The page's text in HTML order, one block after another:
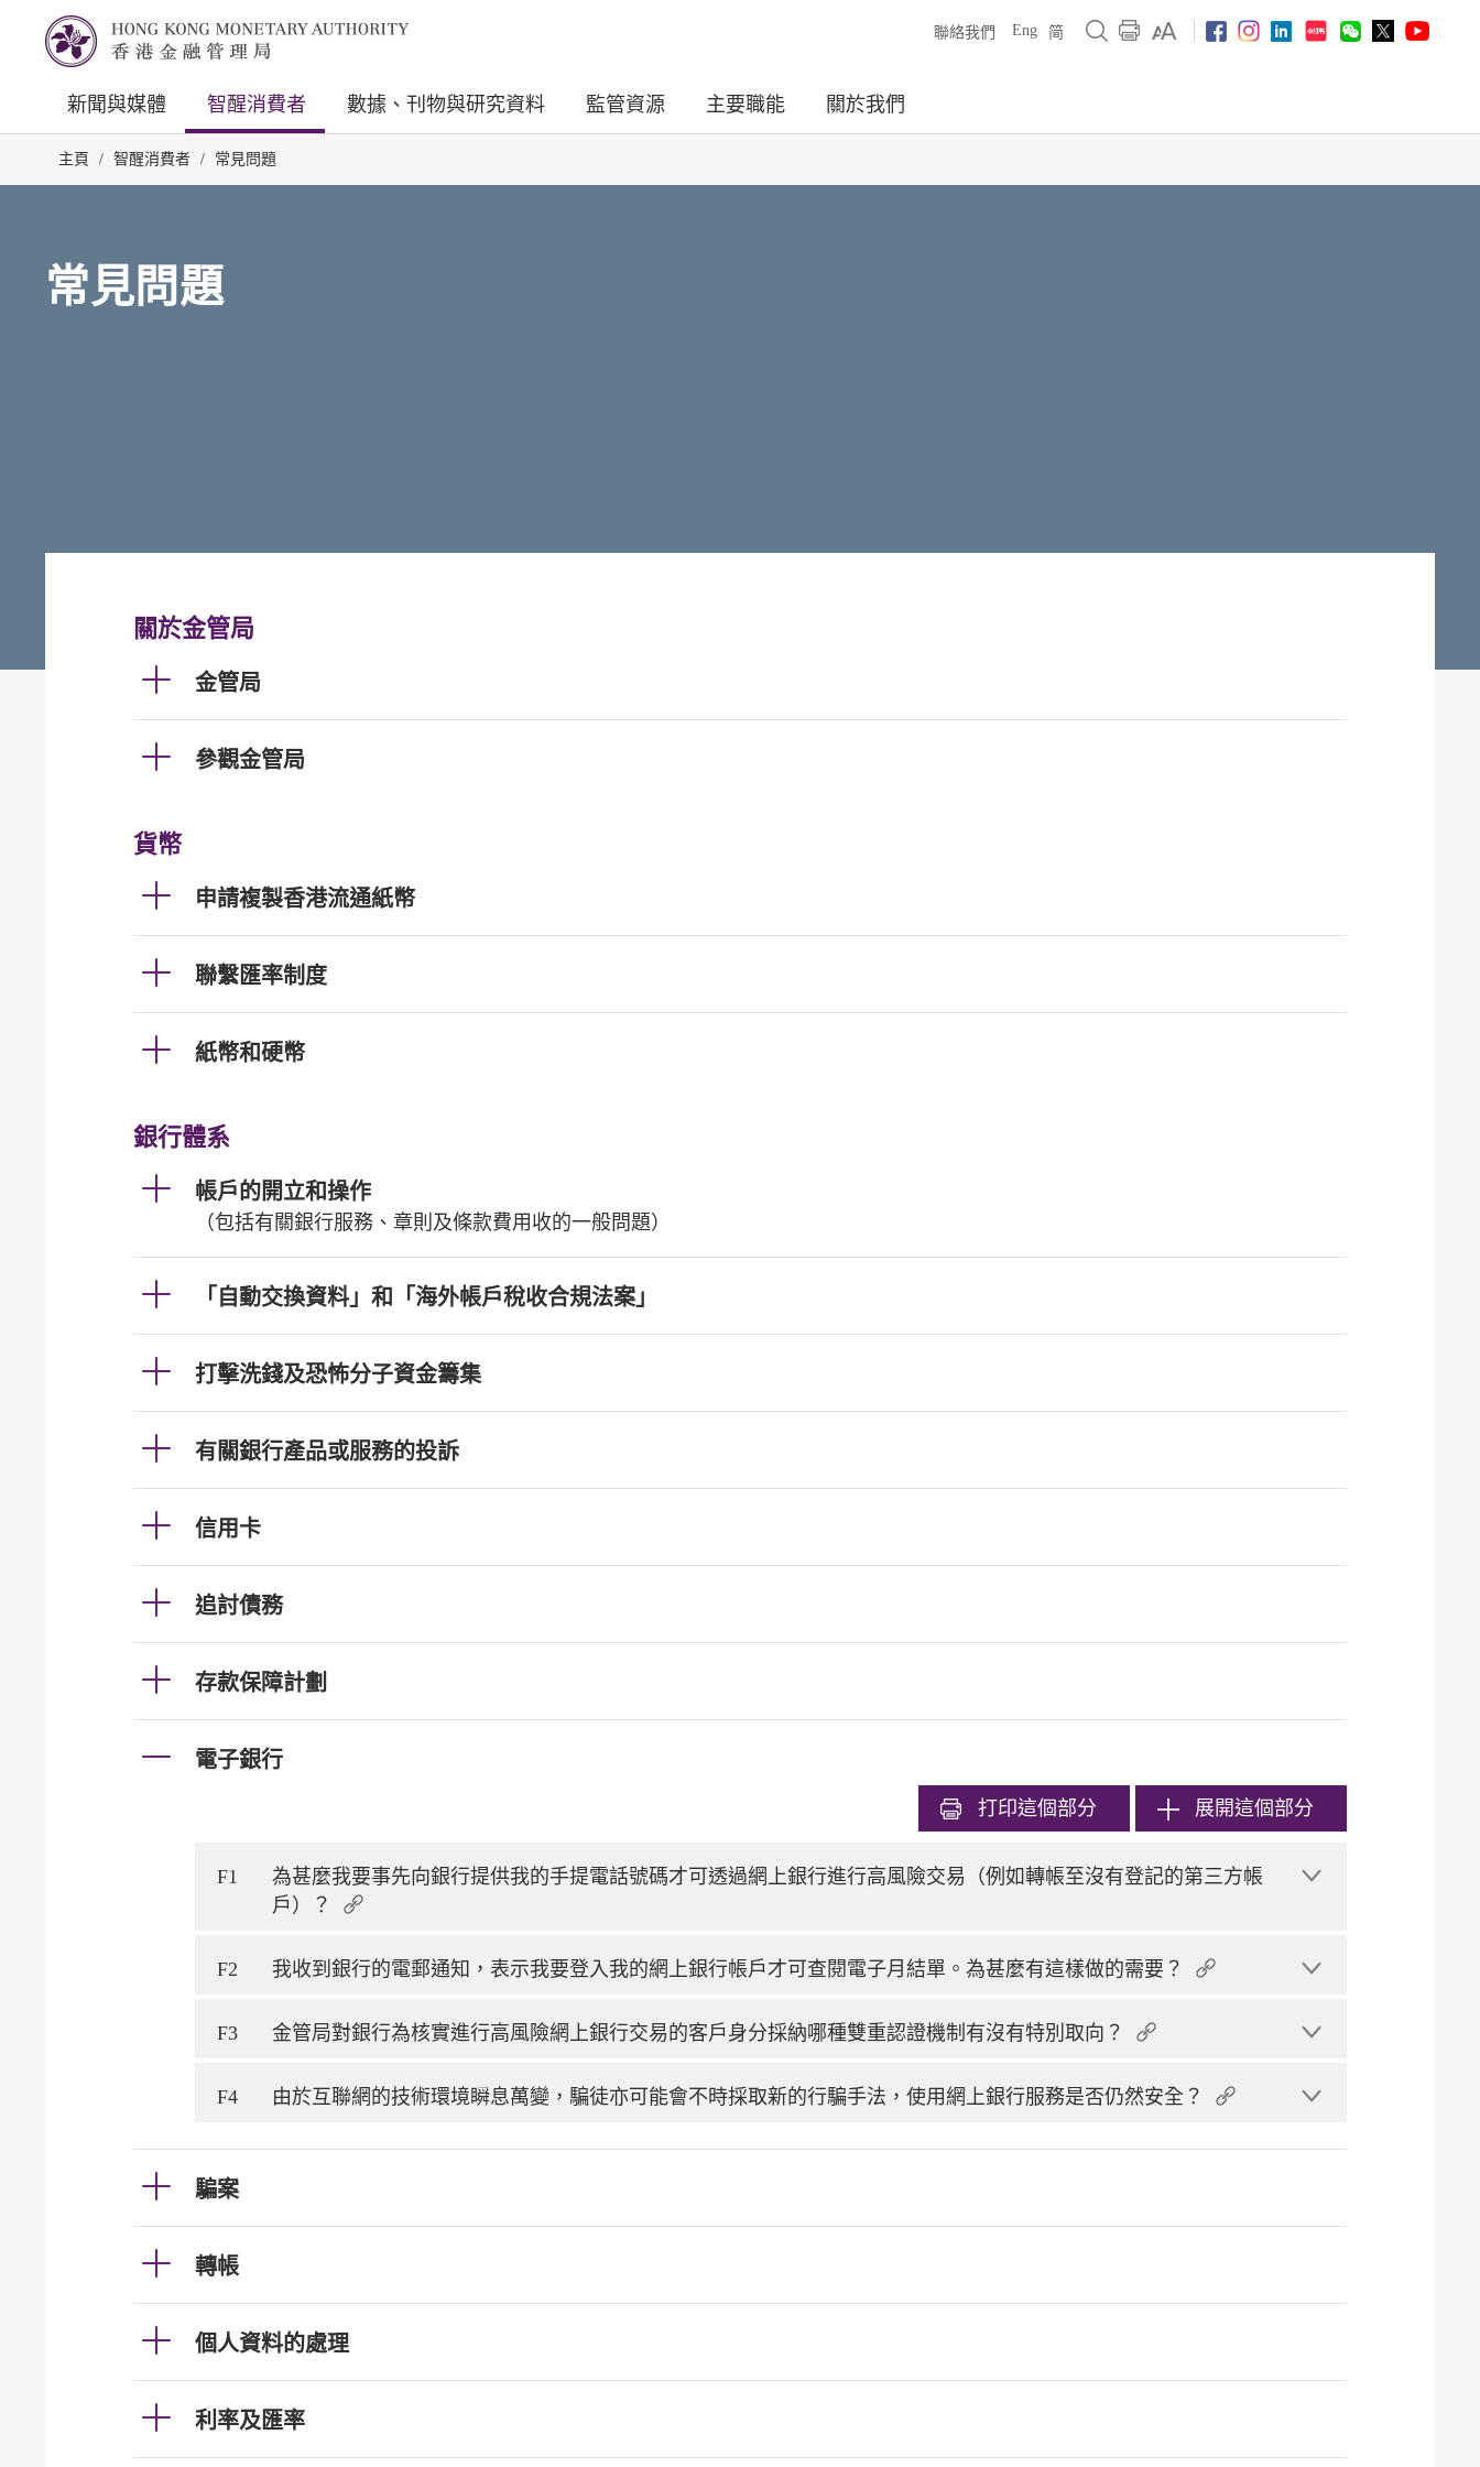
聯絡我們 Eng 简
新聞與媒體 智醒消費者 數據、刊物與研究資料 監管資源 主要職能 關於我們
主頁 / 智醒消費者 / 常見問題
常見問題
關於金管局
金管局
參觀金管局
貨幣
申請複製香港流通紙幣
聯繫匯率制度
紙幣和硬幣
銀行體系
帳戶的開立和操作
（包括有關銀行服務、章則及條款費用收的一般問題）
「自動交換資料」和「海外帳戶稅收合規法案」
打擊洗錢及恐怖分子資金籌集
有關銀行產品或服務的投訴
信用卡
追討債務
存款保障計劃
電子銀行
打印這個部分 展開這個部分
F1
為甚麼我要事先向銀行提供我的手提電話號碼才可透過網上銀行進行高風險交易（例如轉帳至沒有登記的第三方帳
戶）？
F2 我收到銀行的電郵通知，表示我要登入我的網上銀行帳戶才可查閱電子月結單。為甚麼有這樣做的需要？
F3 金管局對銀行為核實進行高風險網上銀行交易的客戶身分採納哪種雙重認證機制有沒有特別取向？
F4 由於互聯網的技術環境瞬息萬變，騙徒亦可能會不時採取新的行騙手法，使用網上銀行服務是否仍然安全？
騙案
轉帳
個人資料的處理
利率及匯率